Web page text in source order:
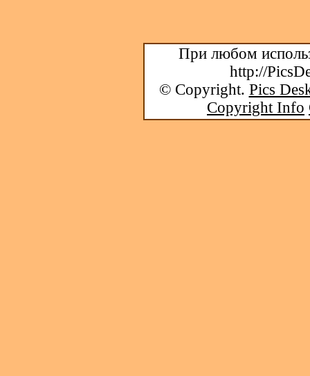
При любом
http://
© Copyright. Pics
Copyright Info